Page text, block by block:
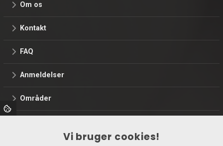
Om os
Kontakt
FAQ
Anmeldelser
Områder
Vi bruger cookies!